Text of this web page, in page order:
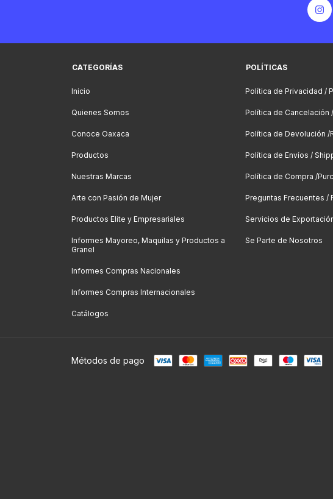
CATEGORÍAS
Inicio
Quienes Somos
Conoce Oaxaca
Productos
Nuestras Marcas
Arte con Pasión de Mujer
Productos Elite y Empresariales
Informes Mayoreo, Maquilas y Productos a
Granel
Informes Compras Nacionales
Informes Compras Internacionales
Catálogos
POLÍTICAS
Política de Privacidad /
Política de Cancelación
Política de Devolución /
Política de Envíos /
Política de Compra /
Preguntas Frecuentes /
Servicios de
Se Parte de Nosotros
Métodos de pago